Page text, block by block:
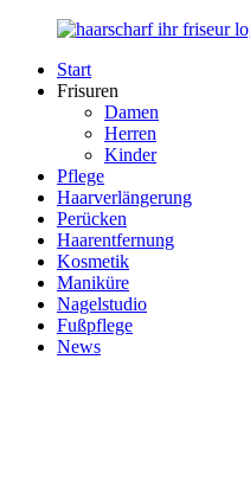
Zurück
Inhalt
Haarscharf
Händen
Start
Frisuren
Damen
Herren
Kinder
Pflege
Haarverlängerung
Perücken
Haarentfernung
Kosmetik
Maniküre
Nagelstudio
Fußpflege
News